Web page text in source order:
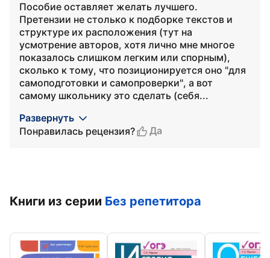
Пособие оставляет желать лучшего.
Претензии не столько к подборке текстов и
структуре их расположения (тут на
усмотрение авторов, хотя лично мне многое
показалось слишком легким или спорным),
сколько к тому, что позиционируется оно "для
самоподготовки и самопроверки", а вот
самому школьнику это сделать (себя...
Развернуть
Понравилась рецензия?
Да
Книги из серии Без репетитора